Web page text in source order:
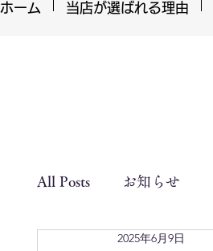
ホーム 当店が選ばれる理由
All Posts お知らせ
2025年6月9日